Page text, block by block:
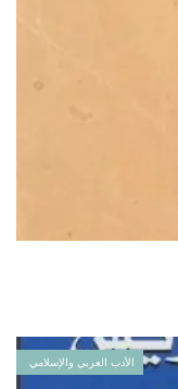
الأدب العربي والإسلامي